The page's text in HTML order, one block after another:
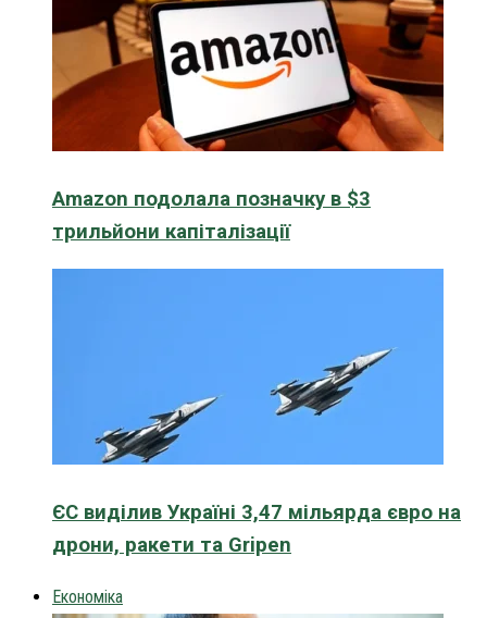
Amazon подолала позначку в $3
трильйони капіталізації
ЄС виділив Україні 3,47 мільярда євро на
дрони, ракети та Gripen
Економіка